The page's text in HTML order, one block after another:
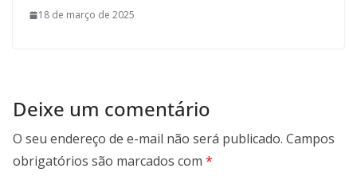
18 de março de 2025
Deixe um comentário
O seu endereço de e-mail não será publicado. Campos
obrigatórios são marcados com *